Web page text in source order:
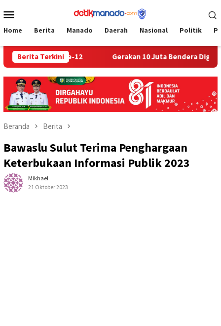
ke
Mobile
Home Berita Manado Daerah Nasional Politik
Berita Terkini
ke-12 Gerakan 10 Juta Bendera Digelar, Weny
Beranda Berita
Bawaslu Sulut Terima Penghargaan
Keterbukaan Informasi Publik 2023
Mikhael
21 Oktober 2023